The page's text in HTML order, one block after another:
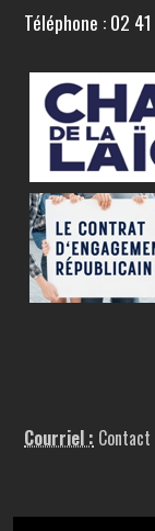
Téléphone : 02
Courriel :